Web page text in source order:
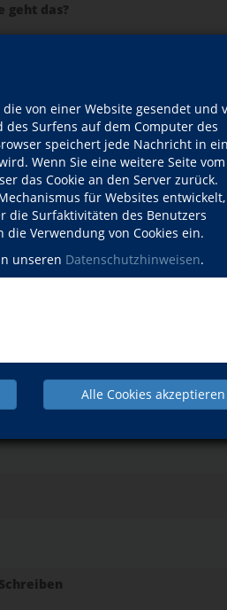
von einer Website gesendet und
Surfens auf dem Computer des
speichert jede Nachricht in
Wenn Sie eine weitere Seite vom
das Cookie an den Server zurück.
für Websites
die Surfaktivitäten des Benutzers
Verwendung von Cookies ein.
unseren Datenschutzhinweisen.
Alle Cookies akzeptieren
geht das?
Zoom
Zoom
vhs.cloud
Besonderheiten
Online-Kurs mit Zoom